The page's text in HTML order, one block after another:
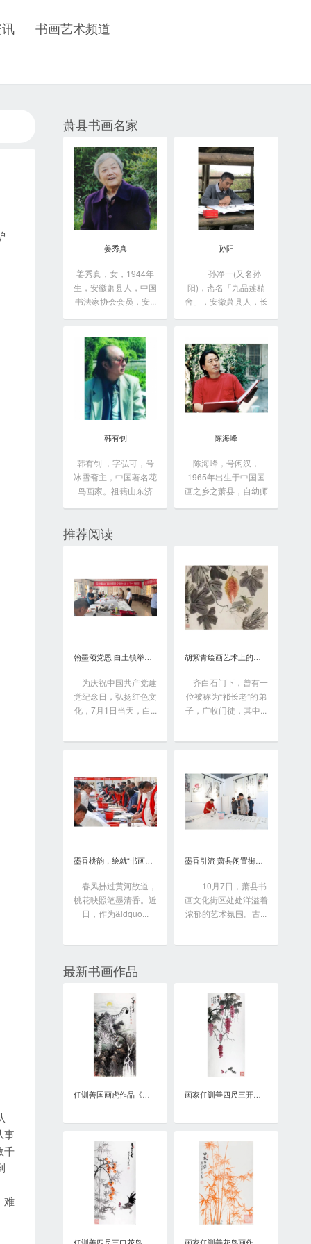
书画艺术频道
事
千
难
萧县书画名家
姜秀真
姜秀真，女，1944年
生，安徽萧县人，中国
书法家协会会员，安...
孙阳
孙净一(又名孙
阳)，斋名「九品莲精
舍」，安徽萧县人，长
韩有钊
韩有钊 ，字弘可，号
冰雪斋主，中国著名花
鸟画家。祖籍山东济
陈海峰
陈海峰，号闲汉，
1965年出生于中国国
画之乡之萧县，自幼师
推荐阅读
翰墨颂党恩 白土镇举办书画笔会庆“七一”
为庆祝中国共产党建
党纪念日，弘扬红色文
化，7月1日当天，白...
胡絜青绘画艺术上的精深造诣从何而来?
齐白石门下，曾有一
位被称为“祁长老”的弟
子，广收门徒，其中...
墨香桃韵，绘就“书画之乡”新画卷
春风拂过黄河故道，
桃花映照笔墨清香。近
日，作为&ldquo...
墨香引流 萧县闲置街区变身书画艺术聚落
10月7日，萧县书
画文化街区处处洋溢着
浓郁的艺术氛围。古...
最新书画作品
画家任训善四尺三开花鸟画作品《硕果》